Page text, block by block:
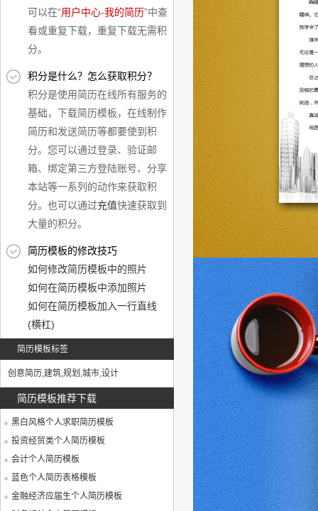
可以在“用户中心-我的简历”中查
看或重复下载，重复下载无需积
分。
积分是什么？怎么获取积分？
积分是使用简历在线所有服务的
基础，下载简历模板，在线制作
简历和发送简历等都要使到积
分。您可以通过登录、验证邮
箱、绑定第三方登陆账号、分享
本站等一系列的动作来获取积
分。也可以通过充值快速获取到
大量的积分。
简历模板的修改技巧
如何修改简历模板中的照片
如何在简历模板中添加照片
如何在简历模板加入一行直线
(横杠)
简历模板标签
创意简历,建筑,规划 ,城市,设计
简历模板推荐下载
黑白风格个人求职简历模板
投资经贸类个人简历模板
会计个人简历模板
蓝色个人简历表格模板
金融经济应届生个人简历模板